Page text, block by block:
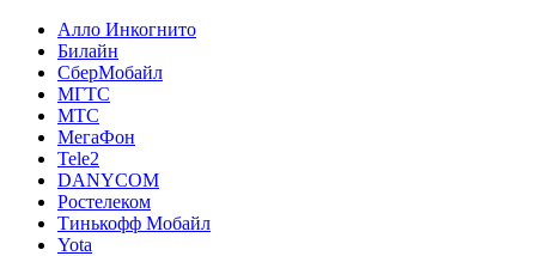
Алло Инкогнито
Билайн
СберМобайл
МГТС
МТС
МегаФон
Tele2
DANYCOM
Ростелеком
Тинькофф Мобайл
Yota